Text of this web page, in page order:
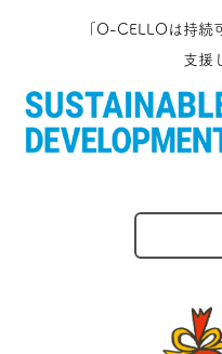
「O-CELLOは持続
支援